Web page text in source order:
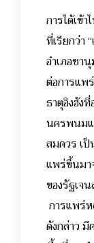
การได้เข้
ที่เรียกว่า
อำเภอชา
ต่อการแพ
ธาตุอิงฮัง
นครพนมแ
สมควร เ
แพร่ขึ้นมา
ของรัฐเจ
การแพร่
ดังกล่าว